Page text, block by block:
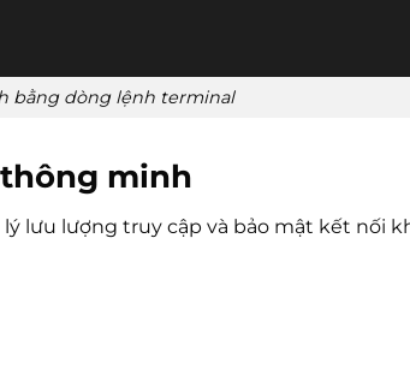
bằng dòng lệnh terminal
minh
lưu lượng truy cập và bảo mật kết nối